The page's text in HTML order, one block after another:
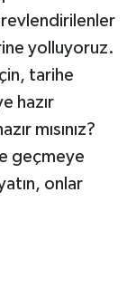
yolluyoruz.
tarihe
hazır
mısınız?
geçmeye
onlar